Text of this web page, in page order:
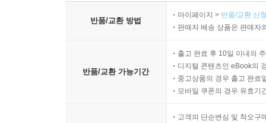
반품/교환 방법
마이페이지 > 반품/교환 신
판매자 배송 상품은 판매자
반품/교환 가능기간
출고 완료 후 10일 이내의
디지털 콘텐츠인 eBook의
중고상품의 경우 출고 완료
모바일 쿠폰의 경우 유효기
고객의 단순변심 및 착오구